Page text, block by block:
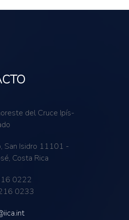
del Cruce Ipís-
San Isidro 11101 -
Costa Rica
0222
0233